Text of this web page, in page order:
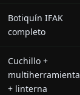
Botiquín IFAK
completo
Cuchillo +
multiherramienta
+ linterna